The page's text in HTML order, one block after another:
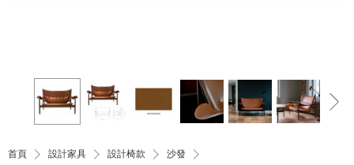
首頁 設計家具 設計椅款
沙發